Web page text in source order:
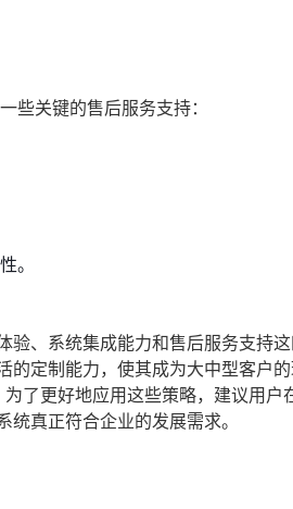
些关键的售后服务支持：
。
、系统集成能力和售后服务支持
定制能力，使其成为大中型客户
了更好地应用这些策略，建议用户
真正符合企业的发展需求。